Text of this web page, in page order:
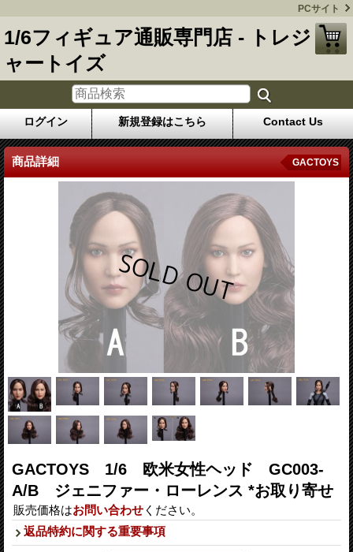
PCサイト
1/6フィギュア通販専門店 - トレジ
ャートイズ
ログイン 新規登録はこちら Contact Us
商品詳細 GACTOYS
GACTOYS 1/6 欧米女性ヘッド GC003-
A/B ジェニファー・ローレンス *お取り寄せ
販売価格はお問い合わせ ください。
返品特約に関する重要事項